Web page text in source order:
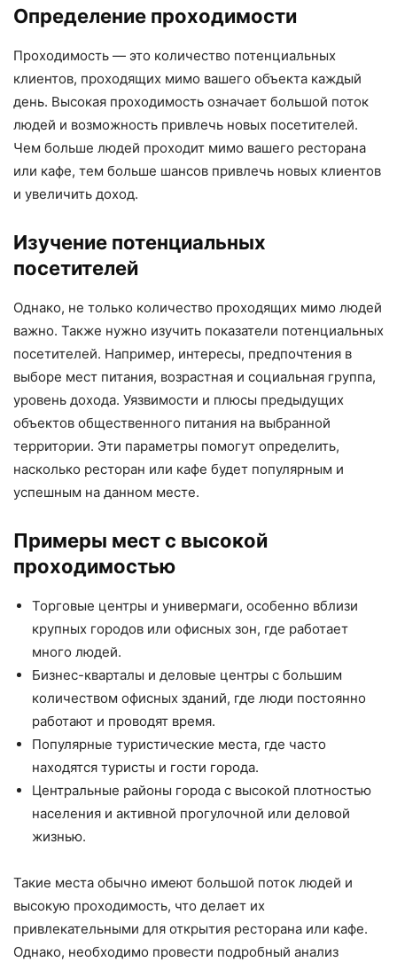
Определение проходимости
Проходимость — это количество потенциальных
клиентов, проходящих мимо вашего объекта каждый
день. Высокая проходимость означает большой поток
людей и возможность привлечь новых посетителей.
Чем больше людей проходит мимо вашего ресторана
или кафе, тем больше шансов привлечь новых клиентов
и увеличить доход.
Изучение потенциальных
посетителей
Однако, не только количество проходящих мимо людей
важно. Также нужно изучить показатели потенциальных
посетителей. Например, интересы, предпочтения в
выборе мест питания, возрастная и социальная группа,
уровень дохода. Уязвимости и плюсы предыдущих
объектов общественного питания на выбранной
территории. Эти параметры помогут определить,
насколько ресторан или кафе будет популярным и
успешным на данном месте.
Примеры мест с высокой
проходимостью
Торговые центры и универмаги, особенно вблизи
крупных городов или офисных зон, где работает
много людей.
Бизнес-кварталы и деловые центры с большим
количеством офисных зданий, где люди постоянно
работают и проводят время.
Популярные туристические места, где часто
находятся туристы и гости города.
Центральные районы города с высокой плотностью
населения и активной прогулочной или деловой
жизнью.
Такие места обычно имеют большой поток людей и
высокую проходимость, что делает их
привлекательными для открытия ресторана или кафе.
Однако, необходимо провести подробный анализ